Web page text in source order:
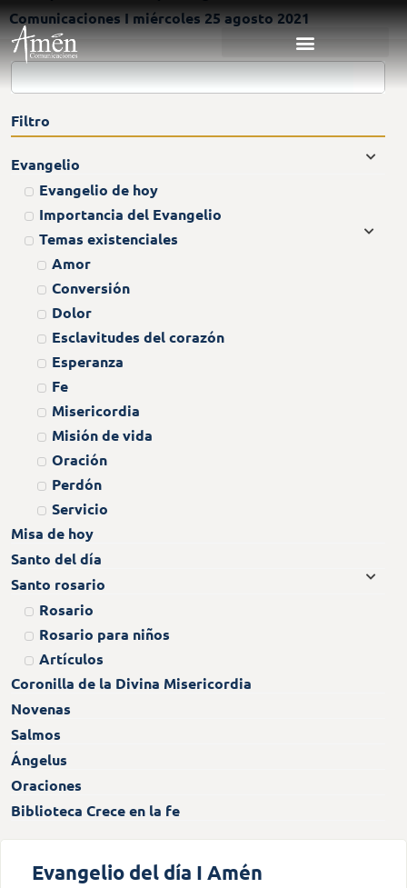
Comunicaciones I miércoles 25 agosto 2021
Filtro
Evangelio
Evangelio de hoy
Importancia del Evangelio
Temas existenciales
Amor
Conversión
Dolor
Esclavitudes del corazón
Esperanza
Fe
Misericordia
Misión de vida
Oración
Perdón
Servicio
Misa de hoy
Santo del día
Santo rosario
Rosario
Rosario para niños
Artículos
Coronilla de la Divina Misericordia
Novenas
Salmos
Ángelus
Oraciones
Biblioteca Crece en la fe
Evangelio del día I Amén